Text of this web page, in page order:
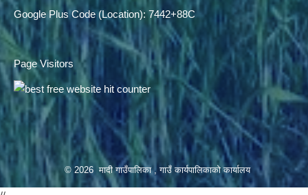
Google Plus Code (Location): 7442+88C
Page Visitors
© 2026 मादी गाउँपालिका , गाउँ कार्यपालिकाको कार्यालय